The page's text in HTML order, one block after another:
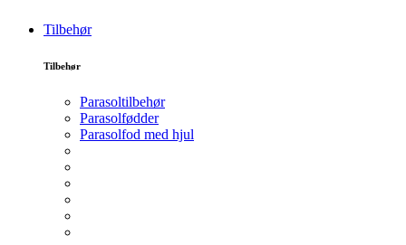
Tilbehør
Tilbehør
Parasoltilbehør
Parasolfødder
Parasolfod med hjul